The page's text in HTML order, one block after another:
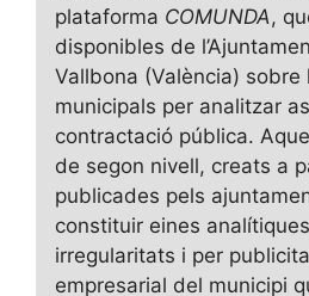
plataforma COMUNDA ,
disponibles de
Vallbona (València) sobre
municipals per analitzar
contractació pública.
de segon nivell, creats a
publicades pels
constituir eines
irregularitats i per
empresarial del municipi